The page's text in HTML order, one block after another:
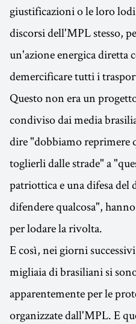
giustificazioni o le loro
discorsi dell'MPL stesso,
un'azione energica diretta
demercificare tutti i
Questo non era un
condiviso dai media
dire "dobbiamo reprimere
toglierli dalle strade" a
patriottica e una difesa
difendere qualcosa",
per lodare la rivolta.
E così, nei giorni
migliaia di brasiliani si
apparentemente per le
organizzate dall'MPL. E